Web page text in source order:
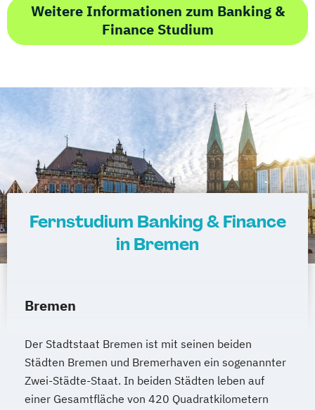
Strategisches
Accounting
Finance
Transport- und Logistikrecht
Transportsysteme
UX Design & Management
Unternehmensführung
Verhaltensökonomik - Psychologisches
Praxiswissen für den Finanzbereich
Wirtschaftsspanisch
Weitere Informationen zum Banking &
Finance Studium
Fernstudium Banking & Finance
in Bremen
Bremen
Der Stadtstaat Bremen ist mit seinen beiden
Städten Bremen und Bremerhaven ein sogenannter
Zwei-Städte-Staat. In beiden Städten leben auf
einer Gesamtfläche von 420 Quadratkilometern